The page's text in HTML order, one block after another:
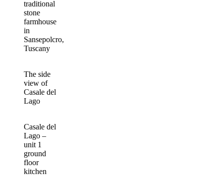
traditional
stone
farmhouse
in
Sansepolcro,
Tuscany
The side
view of
Casale del
Lago
Casale del
Lago –
unit 1
ground
floor
kitchen